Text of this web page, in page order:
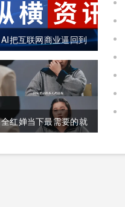
AI把互联网商业逼回到
真正的"价值创造"
全红婵当下最需要的就